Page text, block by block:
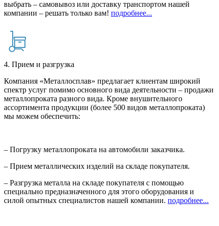
выбрать – самовывоз или доставку транспортом нашей
компании – решать только вам! подробнее...
4. Прием и разгрузка
Компания «Металлосплав» предлагает клиентам широкий
спектр услуг помимо основного вида деятельности – продажи
металлопроката разного вида. Кроме внушительного
ассортимента продукции (более 500 видов металлопроката)
мы можем обеспечить:
– Погрузку металлопроката на автомобили заказчика.
– Прием металлических изделий на складе покупателя.
– Разгрузка металла на складе покупателя с помощью
специально предназначенного для этого оборудования и
силой опытных специалистов нашей компании. подробнее...